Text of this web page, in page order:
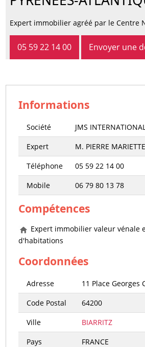
Expert immobilier agréé par le Centre
05 59 22 14 00 Envoyer une
Informations
Société
JMS
Expert
M. PIERRE MARIETTE
Téléphone
05 59 22 14 00
Mobile
06 79 80 13 78
Compétences
Expert immobilier valeur vénale
d'habitations
Coordonnées
Adresse
11 Place Georges
Code Postal
64200
Ville
BIARRITZ
Pays
FRANCE